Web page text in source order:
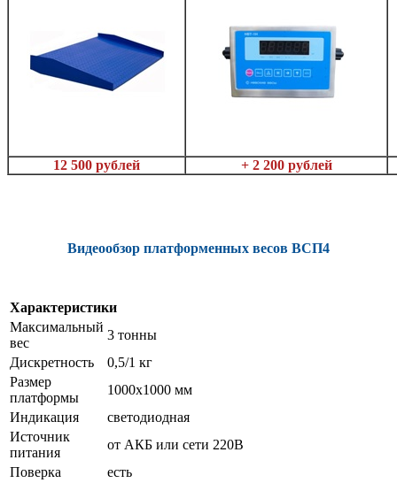
12 500 рублей + 2 200 рублей
Видеообзор платформенных весов ВСП4
Характеристики
Максимальный
вес
3 тонны
Дискретность
0,5/1 кг
Размер
платформы
1000х1000 мм
Индикация
светодиодная
Источник
питания
от АКБ или сети 220В
Поверка
есть